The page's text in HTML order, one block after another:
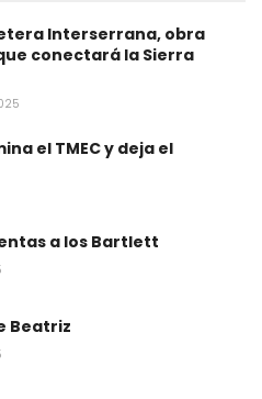
Interserrana, obra
conectará la Sierra
el TMEC y deja el
a los Bartlett
Beatriz